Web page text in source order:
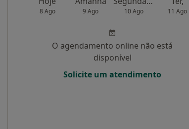
8 Ago 9 Ago 10 Ago 11 Ago
O agendamento online não está
disponível
Solicite um atendimento